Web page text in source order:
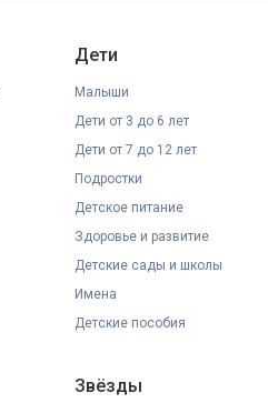
Дети
Малыши
Дети от 3 до 6 лет
Дети от 7 до 12 лет
Подростки
Детское питание
Здоровье и развитие
Детские сады и школы
Имена
Детские пособия
Звёзды